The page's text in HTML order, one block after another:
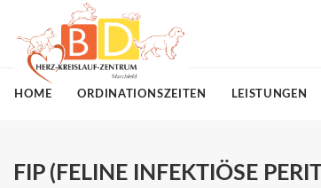
HOME ORDINATIONSZEITEN LEISTUNGEN
FIP (FELINE INFEKTIÖSE